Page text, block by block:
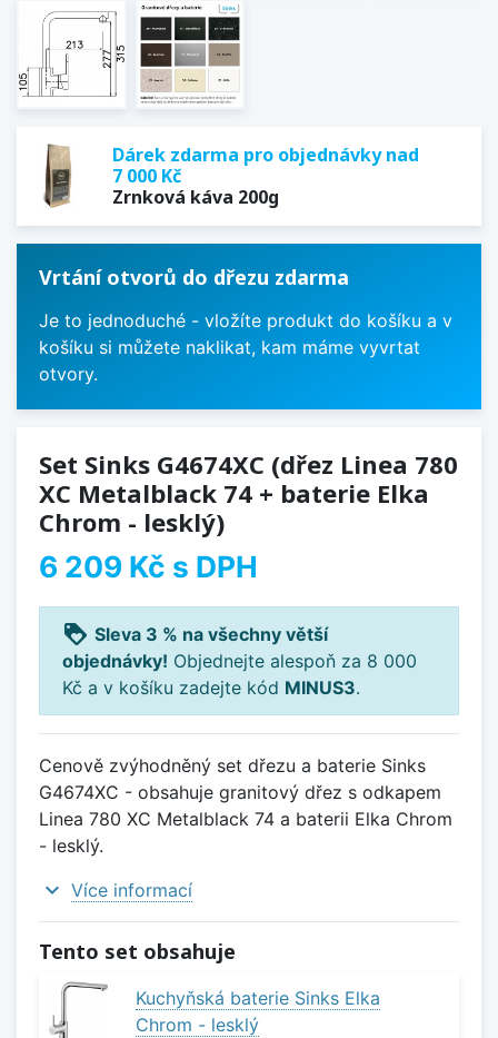
Dárek zdarma pro objednávky nad
7 000 Kč
Zrnková káva 200g
Vrtání otvorů do dřezu zdarma
Je to jednoduché - vložíte produkt do košíku a v
košíku si můžete naklikat, kam máme vyvrtat
otvory.
Set Sinks G4674XC (dřez Linea 780
XC Metalblack 74 + baterie Elka
Chrom - lesklý)
6 209 Kč s DPH
loyalty Sleva 3 % na všechny větší
objednávky! Objednejte alespoň za 8 000
Kč a v košíku zadejte kód MINUS3.
Cenově zvýhodněný set dřezu a baterie Sinks
G4674XC - obsahuje granitový dřez s odkapem
Linea 780 XC Metalblack 74 a baterii Elka Chrom
- lesklý.
expand_more Více informací
Tento set obsahuje
Kuchyňská baterie Sinks Elka
Chrom - lesklý